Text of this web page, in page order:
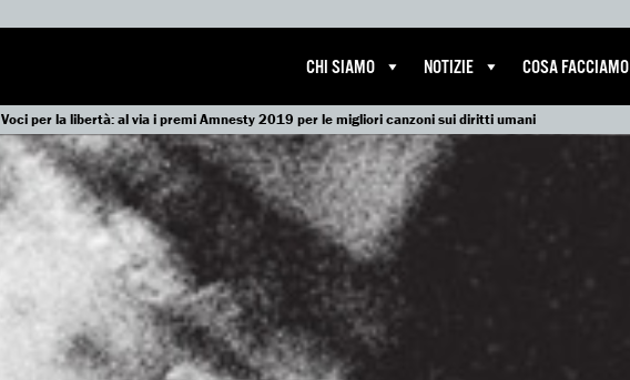
CHI SIAMO NOTIZIE COSA FACCIAMO
Voci per la libertà: al via i premi Amnesty 2019 per le migliori canzoni sui diritti umani